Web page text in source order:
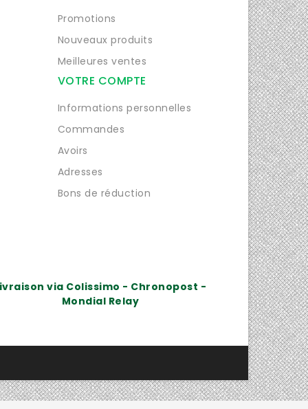
Promotions
Nouveaux produits
Meilleures ventes
VOTRE COMPTE
Informations personnelles
Commandes
Avoirs
Adresses
Bons de réduction
via Colissimo - Chronopost -
Mondial Relay